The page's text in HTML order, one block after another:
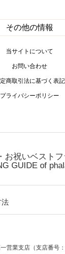
その他の情報
当サイトについて
お問い合わせ
商取引法に基づく表記
プライバシーポリシー
お祝いベスト
GUIDE of
法
営業支店（支店番号